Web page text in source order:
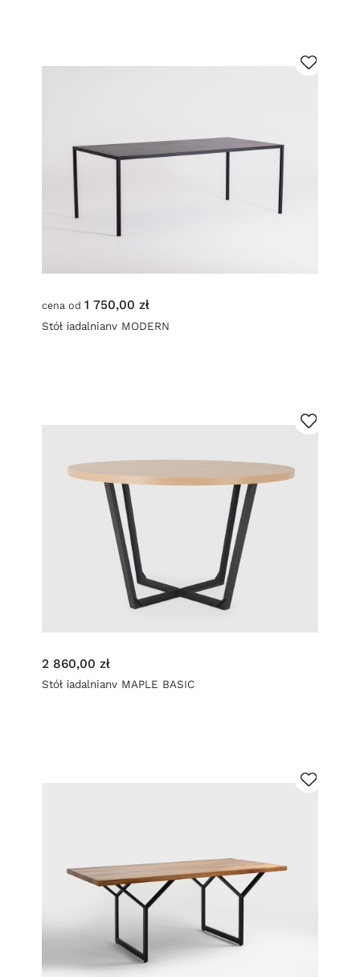
cena od 1 750,00 zł
Stół jadalniany MODERN
2 860,00 zł
Stół jadalniany MAPLE BASIC